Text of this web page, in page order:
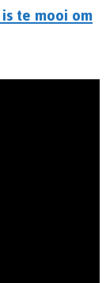
te mooi om